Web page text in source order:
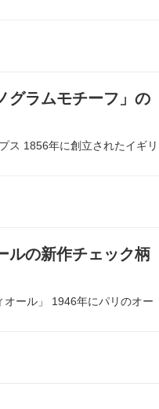
グラムモチーフ」の
ス 1856年に創立されたイギリ
ルの新作チェック柄
ール」 1946年にパリのオー